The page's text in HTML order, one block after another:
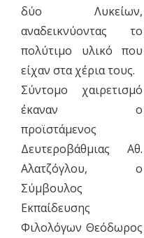
δύο Λυκείων,
αναδεικνύοντας το
πολύτιμο υλικό που
είχαν στα χέρια τους.
Σύντομο χαιρετισμό
έκαναν ο
προϊστάμενος
Δευτεροβάθμιας Αθ.
Αλατζόγλου, ο
Σύμβουλος
Εκπαίδευσης
Φιλολόγων Θεόδωρος